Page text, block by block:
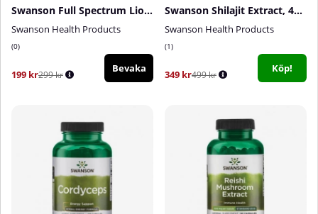
Swanson Full Spectrum Lion's Mane Mushroom, 500 mg, 60 caps
Swanson Health Products
0
199 kr299 kr
Bevaka
Swanson Shilajit Extract, 400 mg, 60 caps
Swanson Health Products
1
349 kr499 kr
Köp!